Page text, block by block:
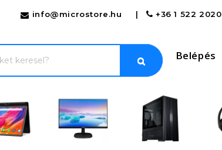
info@microstore.hu | +36 1 522 2020
Belépés